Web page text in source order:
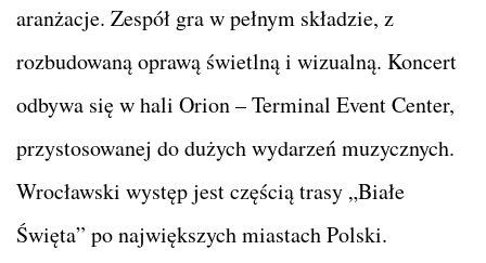
aranżacje. Zespół gra w pełnym składzie, z
rozbudowaną oprawą świetlną i wizualną. Koncert
odbywa się w hali Orion – Terminal Event Center,
przystosowanej do dużych wydarzeń muzycznych.
Wrocławski występ jest częścią trasy „Białe
Święta” po największych miastach Polski.